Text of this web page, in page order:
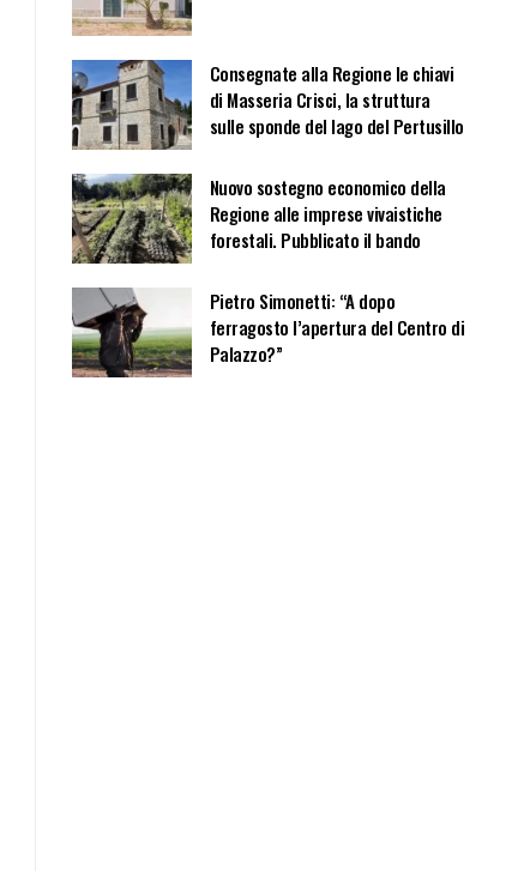
Consegnate alla Regione le chiavi
di Masseria Crisci, la struttura
sulle sponde del lago del Pertusillo
Nuovo sostegno economico della
Regione alle imprese vivaistiche
forestali. Pubblicato il bando
Pietro Simonetti: “A dopo
ferragosto l’apertura del Centro di
Palazzo?”